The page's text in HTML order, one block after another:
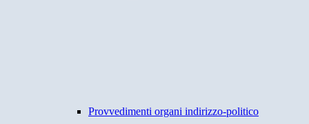
Provvedimenti organi indirizzo-politico